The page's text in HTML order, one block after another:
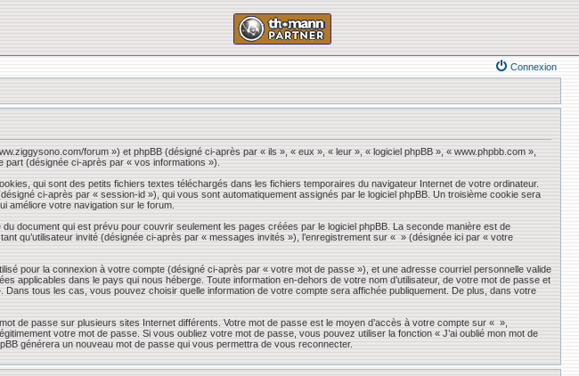
Connexion
forum ») et phpBB (désigné ci-après par « ils », « eux », « leur », « logiciel phpBB », « www.phpbb.com »,
part (désignée ci-après par « vos informations »).
qui sont des petits fichiers textes téléchargés dans les fichiers temporaires du navigateur Internet de votre ordinateur.
ci-après par « session-id »), qui vous sont automatiquement assignés par le logiciel phpBB. Un troisième cookie sera
améliore votre navigation sur le forum.
document qui est prévu pour couvrir seulement les pages créées par le logiciel phpBB. La seconde manière est de
qu’utilisateur invité (désignée ci-après par « messages invités »), l’enregistrement sur « » (désignée ici par « votre
pour la connexion à votre compte (désigné ci-après par « votre mot de passe »), et une adresse courriel personnelle valide
dans le pays qui nous héberge. Toute information en-dehors de votre nom d’utilisateur, de votre mot de passe et
tous les cas, vous pouvez choisir quelle information de votre compte sera affichée publiquement. De plus, dans votre
de passe sur plusieurs sites Internet différents. Votre mot de passe est le moyen d’accès à votre compte sur « »,
votre mot de passe. Si vous oubliez votre mot de passe, vous pouvez utiliser la fonction « J’ai oublié mon mot de
générera un nouveau mot de passe qui vous permettra de vous reconnecter.